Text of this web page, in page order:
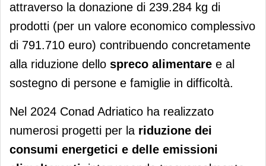
attraverso la donazione di 239.284 kg di
prodotti (per un valore economico complessivo
di 791.710 euro) contribuendo concretamente
alla riduzione dello spreco alimentare e al
sostegno di persone e famiglie in difficoltà.
Nel 2024 Conad Adriatico ha realizzato
numerosi progetti per la riduzione dei
consumi energetici e delle emissioni